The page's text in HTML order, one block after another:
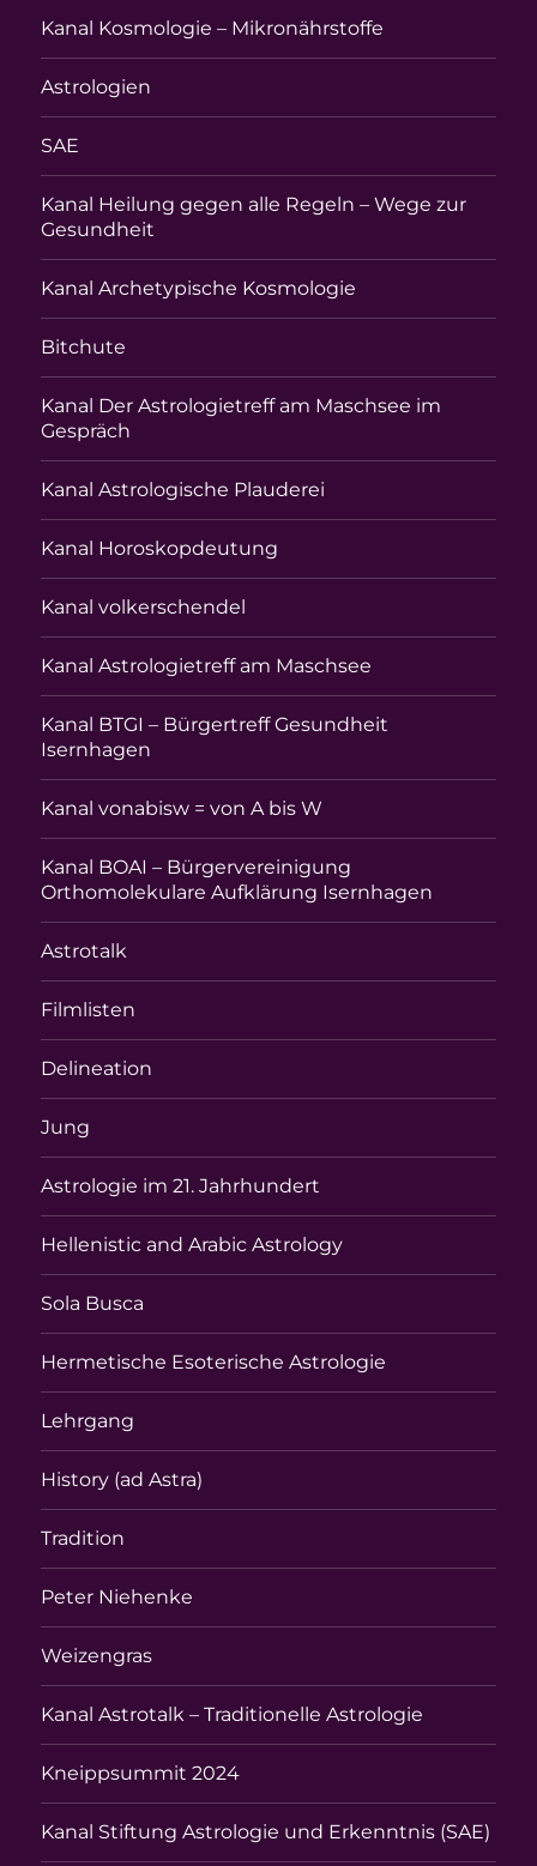
Kanal Kosmologie – Mikronährstoffe
Astrologien
SAE
Kanal Heilung gegen alle Regeln – Wege zur
Gesundheit
Kanal Archetypische Kosmologie
Bitchute
Kanal Der Astrologietreff am Maschsee im
Gespräch
Kanal Astrologische Plauderei
Kanal Horoskopdeutung
Kanal volkerschendel
Kanal Astrologietreff am Maschsee
Kanal BTGI – Bürgertreff Gesundheit
Isernhagen
Kanal vonabisw = von A bis W
Kanal BOAI – Bürgervereinigung
Orthomolekulare Aufklärung Isernhagen
Astrotalk
Filmlisten
Delineation
Jung
Astrologie im 21. Jahrhundert
Hellenistic and Arabic Astrology
Sola Busca
Hermetische Esoterische Astrologie
Lehrgang
History (ad Astra)
Tradition
Peter Niehenke
Weizengras
Kanal Astrotalk – Traditionelle Astrologie
Kneippsummit 2024
Kanal Stiftung Astrologie und Erkenntnis (SAE)